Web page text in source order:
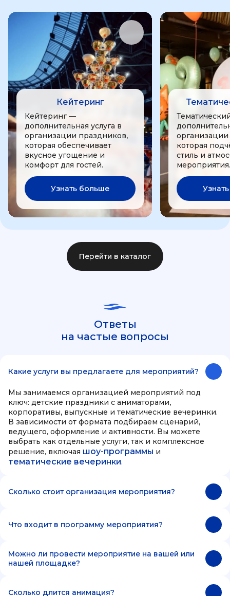
Кейтеринг
Кейтеринг —
дополнительная услуга в
организации праздников,
которая обеспечивает
вкусное угощение и
комфорт для гостей.
Узнать больше
которая
стиль и
мероприятия.
Перейти в каталог
Ответы
на частые вопросы
Какие услуги вы предлагаете для мероприятий?
Мы занимаемся организацией мероприятий под
ключ: детские праздники с аниматорами,
корпоративы, выпускные и тематические вечеринки.
В зависимости от формата подбираем сценарий,
ведущего, оформление и активности. Вы можете
выбрать как отдельные услуги, так и комплексное
решение, включая шоу-программы и
тематические вечеринки.
Сколько стоит организация мероприятия?
Что входит в программу мероприятия?
Можно ли провести мероприятие на вашей или
нашей площадке?
Сколько длится анимация?